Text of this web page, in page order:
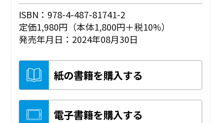
ISBN：978-4-487-81741-2
定価1,980円（本体1,800円＋税10%）
発売年月日：2024年08月30日
紙の書籍を購入する
電子書籍を購入する